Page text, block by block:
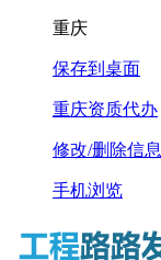
重庆
保存到桌面
重庆资质代办
修改/删除信息
手机浏览